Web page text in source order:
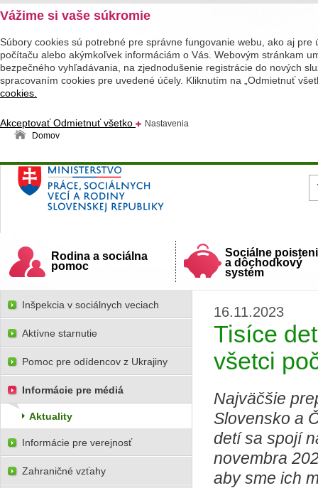
Vážime si vaše súkromie
Súbory cookies sú potrebné pre správne fungovanie webu, ako aj
počítaču alebo akýmkoľvek informáciám o Vás. Webovým stránkam
bezpečného vyhľadávania, na zjednodušenie registrácie do nových
spracovaním cookies pre uvedené účely. Kliknutím na „Odmietnuť
cookies.
AkceptovaťOdmietnuť všetko
Nastavenia
Domov
Ministerstvo práce, sociálnych vecí a rodiny
Slovenskej republiky
Rodina a sociálna
pomoc
Sociálne
a dôchodkový
systém
16.11.2023
Tisíce
všetci
Najväčšie
Slovensko a
detí sa spojí
novembra
aby sme ich
Inšpekcia v sociálnych veciach
Aktívne starnutie
Pomoc pre odídencov z Ukrajiny
Informácie pre médiá
Aktuality
Informácie pre verejnosť
Zahraničné vzťahy